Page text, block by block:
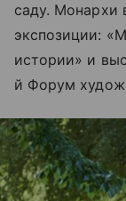
саду. Монархи
экспозиции:
истории» и
й Форум